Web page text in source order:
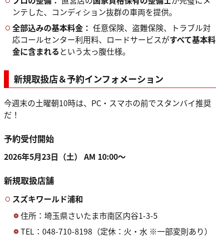
ンテした、コンディション抜群の車両を提供。
全部込みの基本料金： 任意保険、盗難保険、トラブル対
応コールセンター利用料、ロードサービスがすべて基本料
金に含まれる という太っ腹仕様。
新規取扱店＆予約インフォメーション
今週末の土曜朝10時は、PC・スマホの前でスタンバイ推奨
だ！
予約受付開始
2026年5月23日（土） AM 10:00～
新規取扱店舗
スズキワールド浦和
住所：埼玉県さいたま市南区内谷1-3-5
TEL：048-710-8198（定休：火・水 ※一部変則あり）